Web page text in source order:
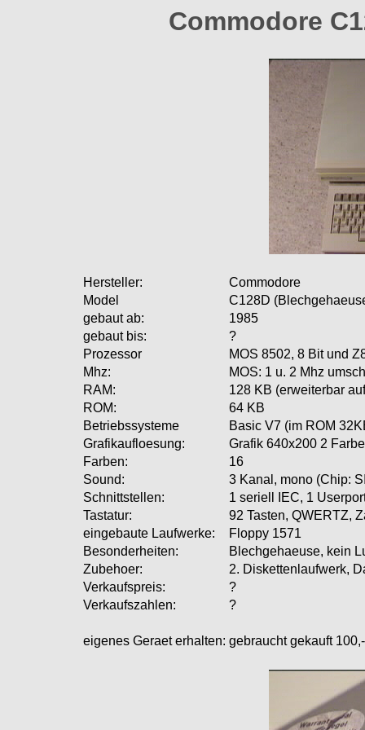
Commodore
Hersteller:
Commodore
Model
C128D
gebaut ab:
1985
gebaut bis:
?
Prozessor
MOS 8502, 8 Bit und
Mhz:
MOS: 1 u. 2 Mhz
RAM:
128 KB (erweiterbar
ROM:
64 KB
Betriebssysteme
Basic V7 (im ROM
Grafikaufloesung:
Grafik 640x200 2
Farben:
16
Sound:
3 Kanal, mono (Chip:
Schnittstellen:
1 seriell IEC, 1
Tastatur:
92 Tasten, QWERTZ,
eingebaute Laufwerke:
Floppy 1571
Besonderheiten:
Blechgehaeuse, kein
Zubehoer:
2. Diskettenlaufwerk,
Verkaufspreis:
?
Verkaufszahlen:
?
eigenes Geraet erhalten: gebraucht gekauft